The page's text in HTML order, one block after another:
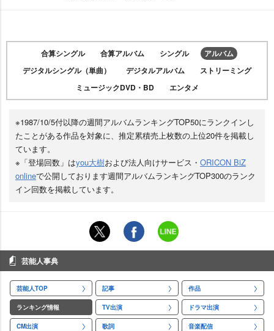
合算シングル 合算アルバム シングル
アルバム
デジタルシングル（単曲）
デジタルアルバム
ストリーミング
ミュージックDVD・BD
エンタメ
※1987/10/5付以降の週間アルバムランキングTOP50にランクインし
たことがある作品を対象に、推定累積売上枚数の上位20件を掲載し
ています。
※「登場回数」はyou大樹および法人向けサービス・ ORICON BiZ
onlineで公開しております週間アルバムランキングTOP300のランク
イン回数を掲載しています。
芸能人事典
芸能人TOP 記事 作品
ランキング情報 TV出演 ドラマ出演
CM出演 歌詞 音楽配信